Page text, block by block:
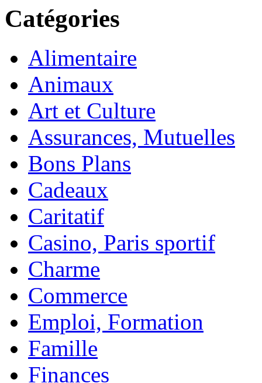
Catégories
Alimentaire
Animaux
Art et Culture
Assurances, Mutuelles
Bons Plans
Cadeaux
Caritatif
Casino, Paris sportif
Charme
Commerce
Emploi, Formation
Famille
Finances